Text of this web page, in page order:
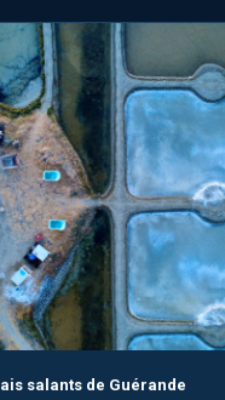
salants de Guérande